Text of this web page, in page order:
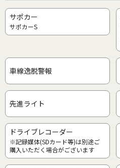
サポカー
サポカーS
車線逸脱警報
先進ライト
ドライブレコーダー
※記録媒体(SDカード等)は別途ご
購入いただく場合がございます